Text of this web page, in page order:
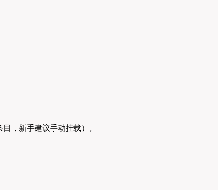
目，新手建议手动挂载）。